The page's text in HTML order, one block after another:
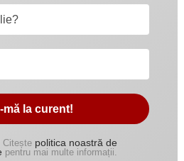
Citește politica noastră de
pentru mai multe informații.